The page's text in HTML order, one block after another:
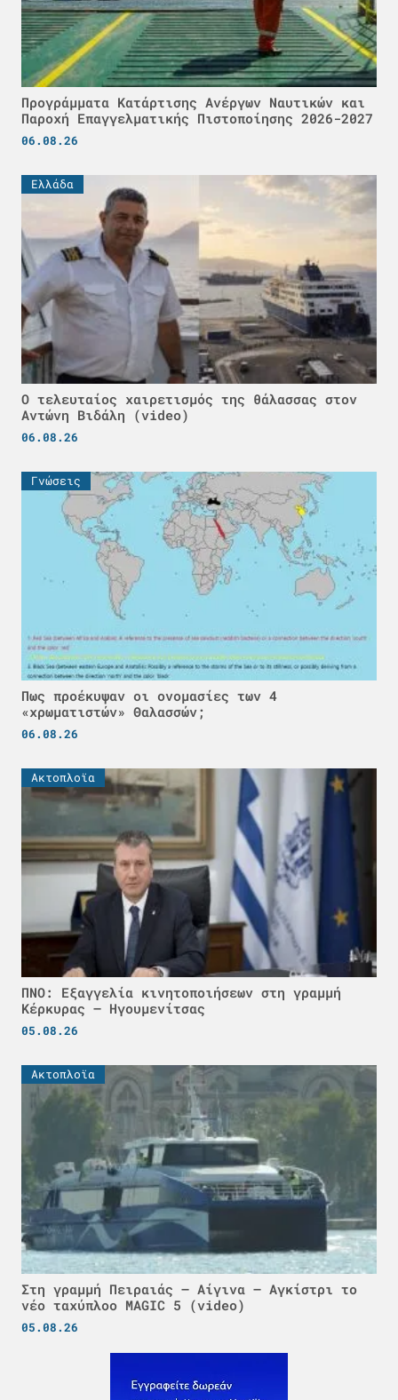
Προγράμματα Κατάρτισης Ανέργων Ναυτικών και
Παροχή Επαγγελματικής Πιστοποίησης 2026-2027
06.08.26
Ελλάδα
Ο τελευταίος χαιρετισμός της θάλασσας στον
Αντώνη Βιδάλη (video)
06.08.26
Γνώσεις
Πως προέκυψαν οι ονομασίες των 4
«χρωματιστών» Θαλασσών;
06.08.26
Ακτοπλοϊα
ΠΝΟ: Εξαγγελία κινητοποιήσεων στη γραμμή
Κέρκυρας – Ηγουμενίτσας
05.08.26
Ακτοπλοϊα
Στη γραμμή Πειραιάς – Αίγινα – Αγκίστρι το
νέο ταχύπλοο MAGIC 5 (video)
05.08.26